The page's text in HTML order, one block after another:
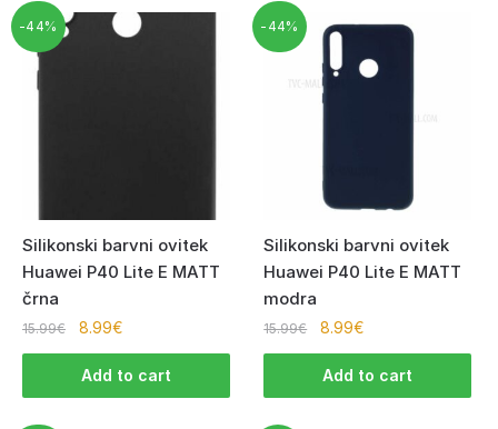
-44%
Silikonski barvni ovitek
Huawei P40 Lite E MATT
črna
15.99€ 8.99€
Add to cart
-44%
Silikonski barvni ovitek
Huawei P40 Lite E MATT
modra
15.99€ 8.99€
Add to cart